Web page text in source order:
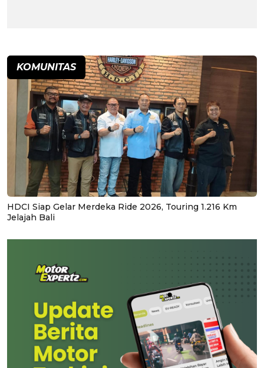
KOMUNITAS
HDCI Siap Gelar Merdeka Ride 2026, Touring 1.216 Km
Jelajah Bali